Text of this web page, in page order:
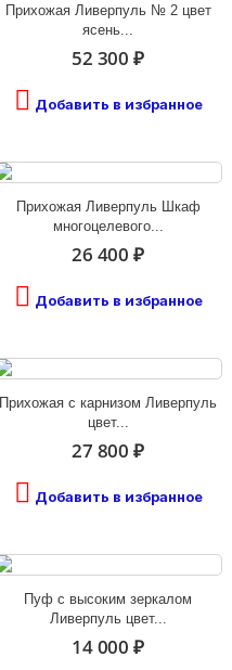
Прихожая Ливерпуль № 2 цвет
ясень...
52 300 ₽
Добавить в избранное
Прихожая Ливерпуль Шкаф
многоцелевого...
26 400 ₽
Добавить в избранное
Прихожая с карнизом Ливерпуль
цвет...
27 800 ₽
Добавить в избранное
Пуф с высоким зеркалом
Ливерпуль цвет...
14 000 ₽